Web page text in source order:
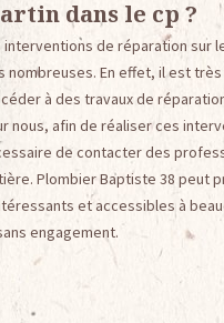
dans le cp ?
interventions de réparation sur
nombreuses. En effet, il est
à des travaux de
nous, afin de réaliser ces
de contacter des
Plombier Baptiste 38 peut
et accessibles à
engagement.